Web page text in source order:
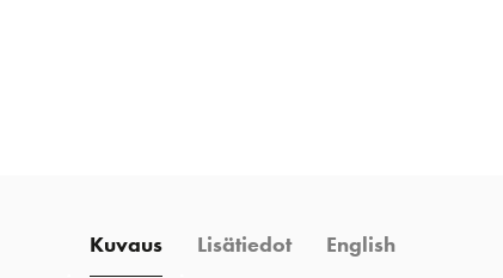
Kuvaus Lisätiedot English